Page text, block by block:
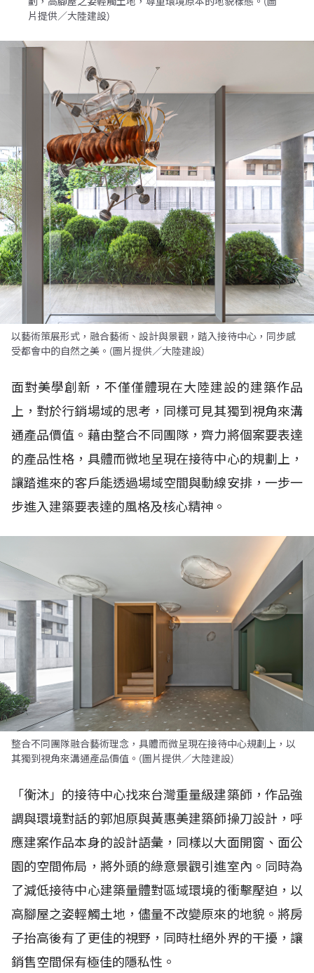
片提供／大陸建設)
以藝術策展形式，融合藝術、設計與景觀，踏入接待中心，同步感
受都會中的自然之美。(圖片提供／大陸建設)
面對美學創新，不僅僅體現在大陸建設的建築作品
上，對於行銷場域的思考，同樣可見其獨到視角來溝
通產品價值。藉由整合不同團隊，齊力將個案要表達
的產品性格，具體而微地呈現在接待中心的規劃上，
讓踏進來的客戶能透過場域空間與動線安排，一步一
步進入建築要表達的風格及核心精神。
整合不同團隊融合藝術理念，具體而微呈現在接待中心規劃上，以
其獨到視角來溝通產品價值。(圖片提供／大陸建設)
「衡沐」的接待中心找來台灣重量級建築師，作品強
調與環境對話的郭旭原與黃惠美建築師操刀設計，呼
應建案作品本身的設計語彙，同樣以大面開窗、面公
園的空間佈局，將外頭的綠意景觀引進室內。同時為
了減低接待中心建築量體對區域環境的衝擊壓迫，以
高腳屋之姿輕觸土地，儘量不改變原來的地貌。將房
子抬高後有了更佳的視野，同時杜絕外界的干擾，讓
銷售空間保有極佳的隱私性。